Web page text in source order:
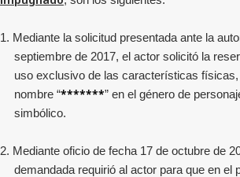
1. Mediante la solicitud presentada ante la
septiembre de 2017, el actor solicitó la
uso exclusivo de las características físicas,
nombre “*******” en el género de
simbólico.
2. Mediante oficio de fecha 17 de octubre de
demandada requirió al actor para que en el